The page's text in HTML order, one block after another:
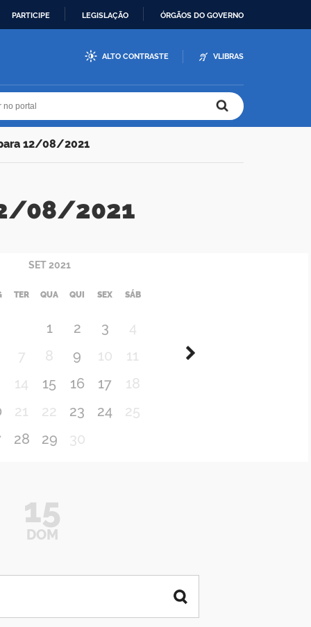
PARTICIPE LEGISLAÇÃO ÓRGÃOS DO GOVERNO
ALTO CONTRASTE VLIBRAS
12/08/2021
08/2021
SET 2021
TER QUA QUI SEX SÁB
1 2 3
4
7
8 9 10
11
14 15 16 17
18
21 22 23 24
25
28 29 30
15
DOM